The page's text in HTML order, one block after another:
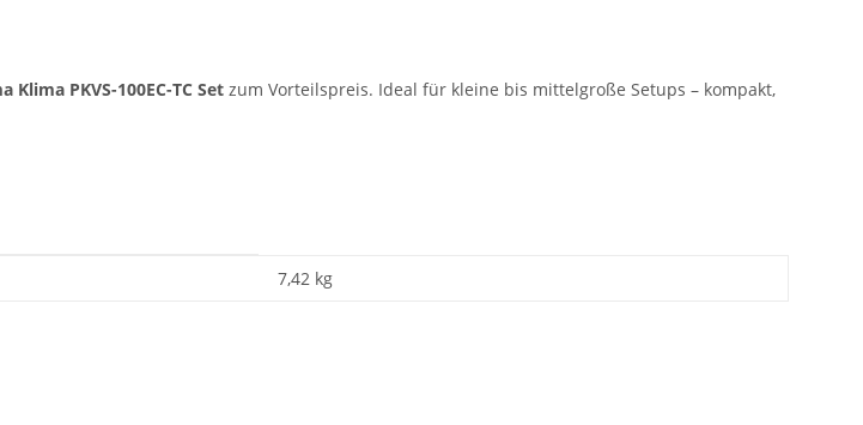
Klima PKVS-100EC-TC Set zum Vorteilspreis. Ideal für kleine bis mittelgroße Setups – kompakt,
7,42 kg